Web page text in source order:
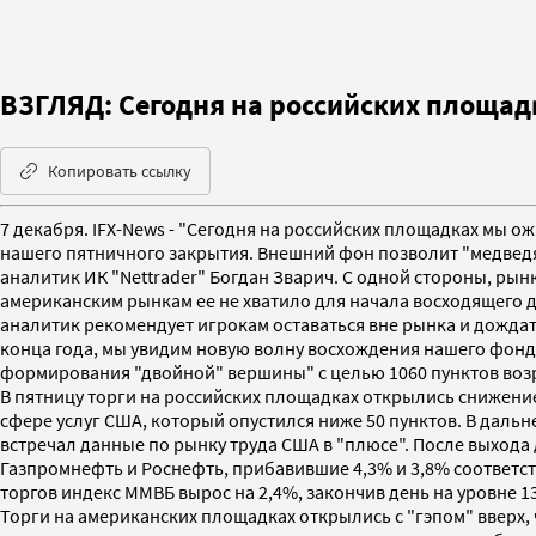
ВЗГЛЯД: Сегодня на российских
Копировать ссылку
7 декабря. IFX-News - "Сегодня на российских площадках мы
нашего пятничного закрытия. Внешний фон позволит
аналитик ИК "Nettrader" Богдан Зварич. С одной стороны,
американским рынкам ее не хватило для начала
аналитик рекомендует игрокам оставаться вне рынка и
конца года, мы увидим новую волну восхождения нашего
формирования "двойной" вершины" с целью 1060 пунктов
В пятницу торги на российских площадках открылись
сфере услуг США, который опустился ниже 50 пунктов. В
встречал данные по рынку труда США в "плюсе". После
Газпромнефть и Роснефть, прибавившие 4,3% и 3,8%
торгов индекс ММВБ вырос на 2,4%, закончив день на уровне
Торги на американских площадках открылись с "гэпом"